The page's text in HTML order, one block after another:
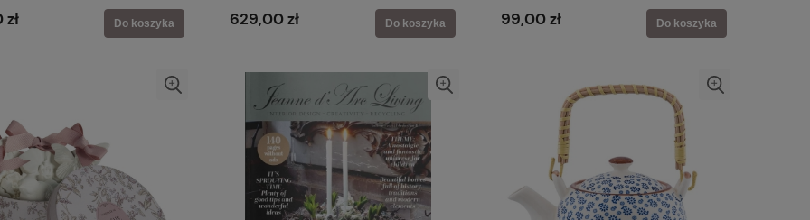
Do koszyka 629,00 zł Do koszyka 99,00 zł Do koszyka